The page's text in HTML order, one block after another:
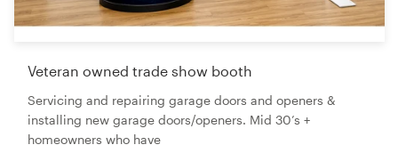
Veteran owned trade show booth
Servicing and repairing garage doors and openers &
installing new garage doors/openers. Mid 30’s +
homeowners who have